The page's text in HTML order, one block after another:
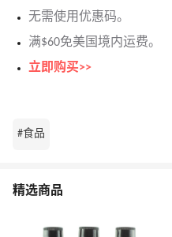
无需使用优惠码。
满$60免美国境内运费。
立即购买>>
#食品
精选商品